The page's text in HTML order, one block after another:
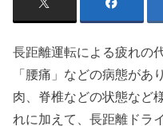
長距離運転による疲れの
「腰痛」などの病態があ
肉、脊椎などの状態など
れに加えて、長距離ドラ